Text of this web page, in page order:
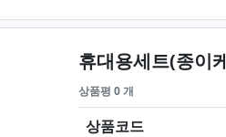
휴대용세트(종이
상품평 0 개
상품코드